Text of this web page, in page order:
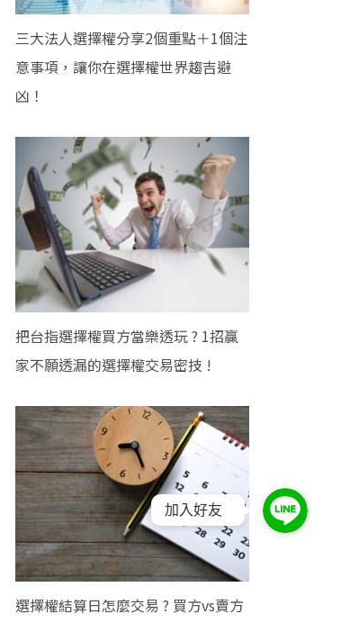
三大法人選擇權分享2個重點＋1個注
意事項，讓你在選擇權世界趨吉避
凶！
把台指選擇權買方當樂透玩 ? 1招贏
家不願透漏的選擇權交易密技 !
選擇權結算日怎麼交易 ? 買方vs賣方
加入好友